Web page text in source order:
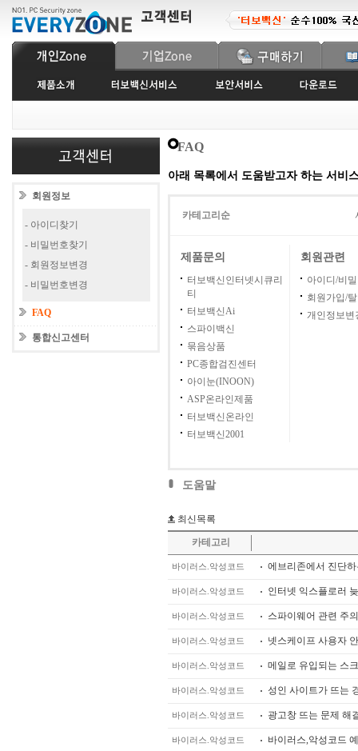
회원정보
- 아이디찾기
- 비밀번호찾기
- 회원정보변경
- 비밀번호변경
FAQ
통합신고센터
FAQ
아래 목록에서 도움받고자 하는 서비
카테고리순
제품문의
터보백신인터넷시큐리
티
터보백신Ai
스파이백신
묶음상품
PC종합검진센터
아이눈(INOON)
ASP온라인제품
터보백신온라인
터보백신2001
회원관련
아이디/비
회원가입/
개인정보변
도움말
최신목록
카테고리
바이러스.악성코드 에브리존에서 진단
바이러스.악성코드 인터넷 익스플로러
바이러스.악성코드 스파이웨어 관련 주
바이러스.악성코드 넷스케이프 사용자
바이러스.악성코드 메일로 유입되는 스
바이러스.악성코드 성인 사이트가 뜨는
바이러스.악성코드 광고창 뜨는 문제 해
바이러스.악성코드 바이러스,악성코드